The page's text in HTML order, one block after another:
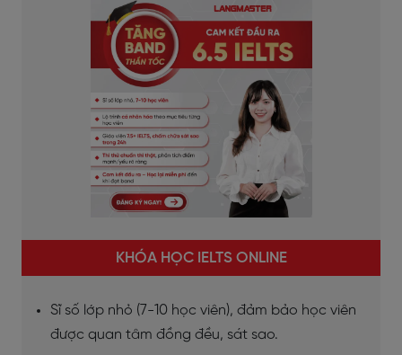
KHÓA HỌC IELTS ONLINE
Sĩ số lớp nhỏ (7-10 học viên), đảm bảo học viên
được quan tâm đồng đều, sát sao.